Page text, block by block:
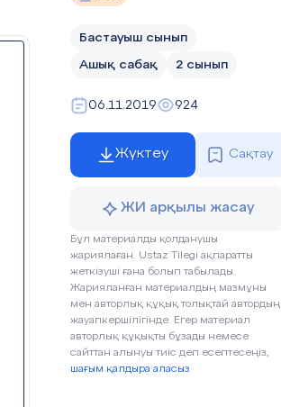
Бастауыш сынып
Ашық сабақ 2 сынып
06.11.2019 924
Жүктеу Сақтау
ЖИ арқылы жасау
Бұл материалды қолданушы
жариялаған. Ustaz Tilegi ақпаратты
жеткізуші ғана болып табылады.
Жарияланған материалдың мазмұны
мен авторлық құқық толықтай автордың
жауапкершілігінде. Егер материал
авторлық құқықты бұзады немесе
сайттан алынуы тиіс деп есептесеңіз,
шағым қалдыра аласыз